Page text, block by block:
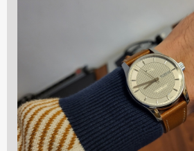
Zdjęcie kradzione z Uhrforum, autor -